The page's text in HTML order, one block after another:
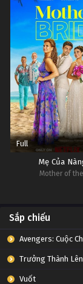
Full
Mẹ Của
Mother of
Sắp chiếu
Avengers: Cuộc
Trưởng Thành Lên
Vuốt